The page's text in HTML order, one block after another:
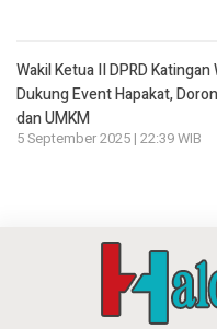
Wakil Ketua II DPRD
Dukung Event Hapakat,
dan UMKM
5 September 2025 | 22:39 WIB